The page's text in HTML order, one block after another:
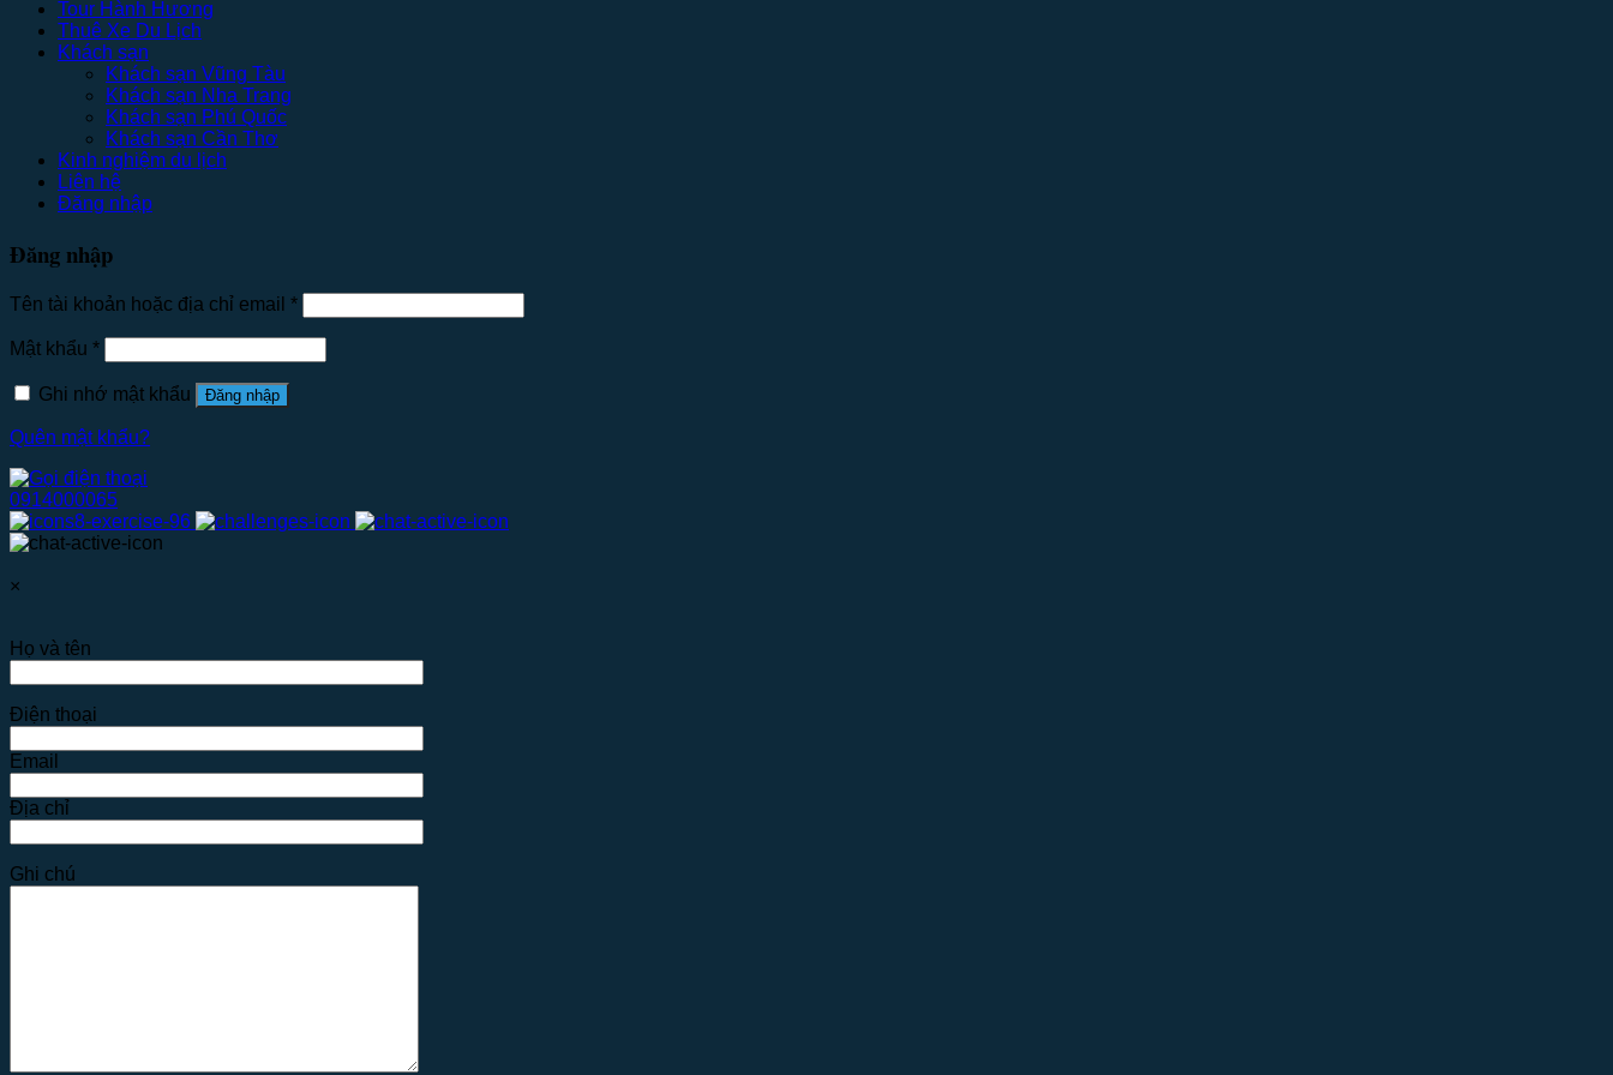
Tour Hành Hương
Thuê Xe Du Lịch
Khách sạn
Khách sạn Vũng Tàu
Khách sạn Nha Trang
Khách sạn Phú Quốc
Khách sạn Cần Thơ
Kinh nghiệm du lịch
Liên hệ
Đăng nhập
Đăng nhập
Tên tài khoản hoặc địa chỉ email *
Mật khẩu *
Ghi nhớ mật khẩu Đăng nhập
Quên mật khẩu?
0914000065
×
Họ và tên
Điện thoại
Email
Địa chỉ
Ghi chú